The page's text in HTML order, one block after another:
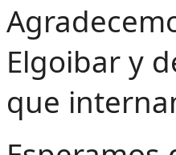
Elgoibar y
que